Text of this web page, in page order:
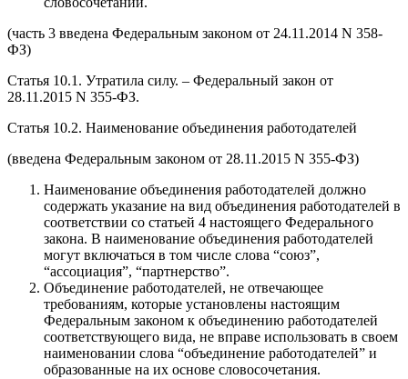
(часть 3 введена Федеральным законом от 24.11.2014 N 358-
ФЗ)
Статья 10.1. Утратила силу. – Федеральный закон от
28.11.2015 N 355-ФЗ.
Статья 10.2. Наименование объединения работодателей
(введена Федеральным законом от 28.11.2015 N 355-ФЗ)
Наименование объединения работодателей должно
содержать указание на вид объединения работодателей в
соответствии со статьей 4 настоящего Федерального
закона. В наименование объединения работодателей
могут включаться в том числе слова “союз”,
“ассоциация”, “партнерство”.
Объединение работодателей, не отвечающее
требованиям, которые установлены настоящим
Федеральным законом к объединению работодателей
соответствующего вида, не вправе использовать в своем
наименовании слова “объединение работодателей” и
образованные на их основе словосочетания.